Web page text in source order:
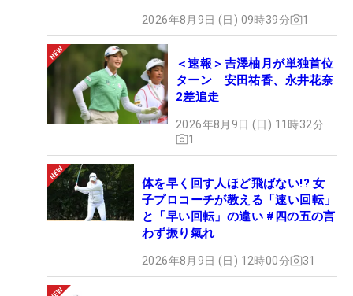
2026年8月9日 (日) 09時39分 1
＜速報＞吉澤柚月が単独首位
ターン 安田祐香、永井花奈
2差追走
2026年8月9日 (日) 11時32分
1
体を早く回す人ほど飛ばない!? 女
子プロコーチが教える「速い回転」
と「早い回転」の違い #四の五の言
わず振り氣れ
2026年8月9日 (日) 12時00分 31